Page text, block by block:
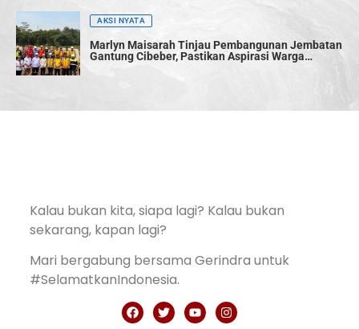
AKSI NYATA
Marlyn Maisarah Tinjau Pembangunan Jembatan
Gantung Cibeber, Pastikan Aspirasi Warga
Kalau bukan kita, siapa lagi? Kalau bukan
sekarang, kapan lagi?
Mari bergabung bersama Gerindra untuk
#SelamatkanIndonesia.